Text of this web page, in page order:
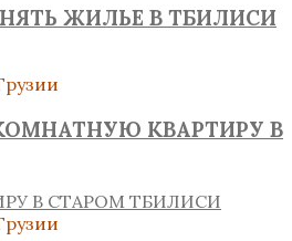
ЖИЛЬЕ В ТБИЛИСИ
КВАРТИРУ В